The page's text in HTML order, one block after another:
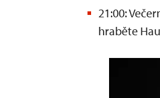
21:00:
hraběte